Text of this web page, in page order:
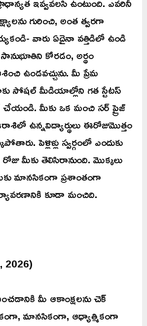
గురించి, అంత త్వరగా
వారు ఏదైనా వత్తిడిలో ఉండి
కోరడం, అర్థం
ఉండవచ్చును. మీ ప్రేమ
సోషల్ మీడియాల్లోని గత స్టేటస్
మీకు ఒక మంచి సర్ ప్రైజ్
ఉన్నవిద్యార్థులు ఈరోజుమొత్తం
పెళ్లిళ్లు స్వర్గంలో ఎందుకు
మీకు తెలిసిరానుంది. మొక్కలు
మానసికంగా ప్రశాంతంగా
కూడా మంచిది.
2026)
మీ ఆకాంక్షలను చెక్
మానసికంగా, ఆధ్యాత్మికంగా